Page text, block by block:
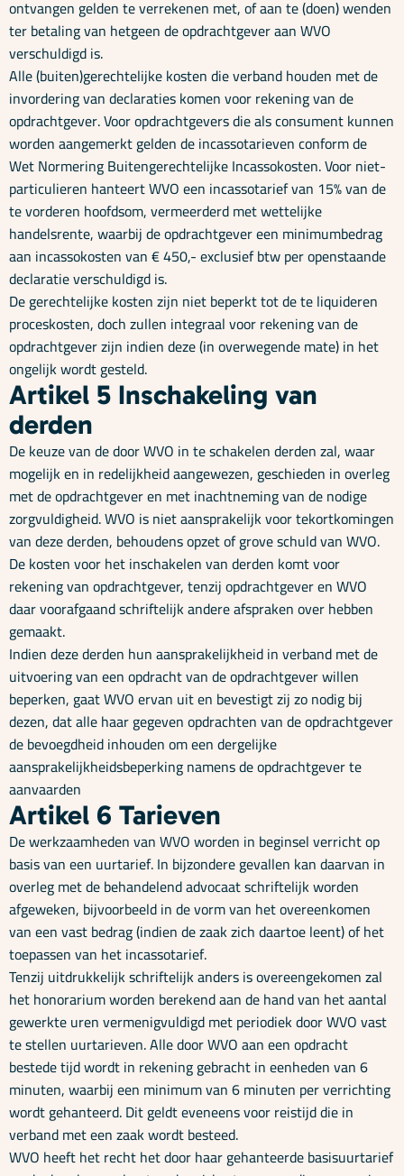
ontvangen gelden te verrekenen met, of aan te (doen) wenden
ter betaling van hetgeen de opdrachtgever aan WVO
verschuldigd is.
Alle (buiten)gerechtelijke kosten die verband houden met de
invordering van declaraties komen voor rekening van de
opdrachtgever. Voor opdrachtgevers die als consument kunnen
worden aangemerkt gelden de incassotarieven conform de
Wet Normering Buitengerechtelijke Incassokosten. Voor niet-
particulieren hanteert WVO een incassotarief van 15% van de
te vorderen hoofdsom, vermeerderd met wettelijke
handelsrente, waarbij de opdrachtgever een minimumbedrag
aan incassokosten van € 450,- exclusief btw per openstaande
declaratie verschuldigd is.
De gerechtelijke kosten zijn niet beperkt tot de te liquideren
proceskosten, doch zullen integraal voor rekening van de
opdrachtgever zijn indien deze (in overwegende mate) in het
ongelijk wordt gesteld.
Artikel 5 Inschakeling van
derden
De keuze van de door WVO in te schakelen derden zal, waar
mogelijk en in redelijkheid aangewezen, geschieden in overleg
met de opdrachtgever en met inachtneming van de nodige
zorgvuldigheid. WVO is niet aansprakelijk voor tekortkomingen
van deze derden, behoudens opzet of grove schuld van WVO.
De kosten voor het inschakelen van derden komt voor
rekening van opdrachtgever, tenzij opdrachtgever en WVO
daar voorafgaand schriftelijk andere afspraken over hebben
gemaakt.
Indien deze derden hun aansprakelijkheid in verband met de
uitvoering van een opdracht van de opdrachtgever willen
beperken, gaat WVO ervan uit en bevestigt zij zo nodig bij
dezen, dat alle haar gegeven opdrachten van de opdrachtgever
de bevoegdheid inhouden om een dergelijke
aansprakelijkheidsbeperking namens de opdrachtgever te
aanvaarden
Artikel 6 Tarieven
De werkzaamheden van WVO worden in beginsel verricht op
basis van een uurtarief. In bijzondere gevallen kan daarvan in
overleg met de behandelend advocaat schriftelijk worden
afgeweken, bijvoorbeeld in de vorm van het overeenkomen
van een vast bedrag (indien de zaak zich daartoe leent) of het
toepassen van het incassotarief.
Tenzij uitdrukkelijk schriftelijk anders is overeengekomen zal
het honorarium worden berekend aan de hand van het aantal
gewerkte uren vermenigvuldigd met periodiek door WVO vast
te stellen uurtarieven. Alle door WVO aan een opdracht
bestede tijd wordt in rekening gebracht in eenheden van 6
minuten, waarbij een minimum van 6 minuten per verrichting
wordt gehanteerd. Dit geldt eveneens voor reistijd die in
verband met een zaak wordt besteed.
WVO heeft het recht het door haar gehanteerde basisuurtarief